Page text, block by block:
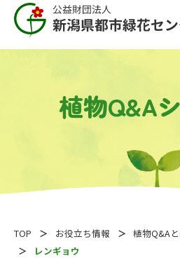
植物Q&A
TOP お役立ち情報 植物Q&A
レンギョウ